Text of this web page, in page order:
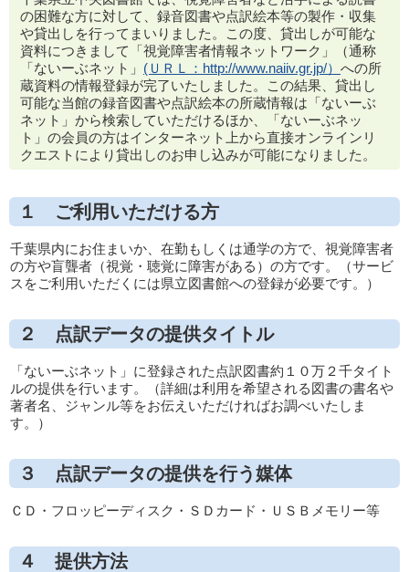
の困難な方に対して、録音図書や点訳絵本等の製作・収集
や貸出しを行ってまいりました。この度、貸出しが可能な
資料につきまして「視覚障害者情報ネットワーク」（通称
「ないーぶネット」 (ＵＲＬ：http://www.naiiv.gr.jp/） への所
蔵資料の情報登録が完了いたしました。この結果、貸出し
可能な当館の録音図書や点訳絵本の所蔵情報は「ないーぶ
ネット」から検索していただけるほか、「ないーぶネッ
ト」の会員の方はインターネット上から直接オンラインリ
クエストにより貸出しのお申し込みが可能になりました。
１ ご利用いただける方
千葉県内にお住まいか、在勤もしくは通学の方で、視覚障害者
の方や盲聾者（視覚・聴覚に障害がある）の方です。（サービ
スをご利用いただくには県立図書館への登録が必要です。）
２ 点訳データの提供タイトル
「ないーぶネット」に登録された点訳図書約１０万２千タイト
ルの提供を行います。（詳細は利用を希望される図書の書名や
著者名、ジャンル等をお伝えいただければお調べいたしま
す。）
３ 点訳データの提供を行う媒体
ＣＤ・フロッピーディスク・ＳＤカード・ＵＳＢメモリー等
４ 提供方法